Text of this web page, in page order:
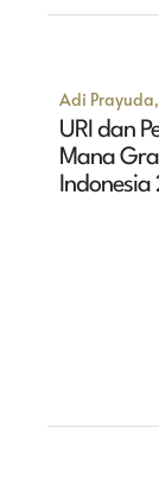
Adi Prayuda,
URI dan
Mana